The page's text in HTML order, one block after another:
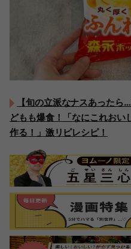
【旬の立派なナスあった
どもも爆食！「なにこれおい
作る！」激リピレシピ！